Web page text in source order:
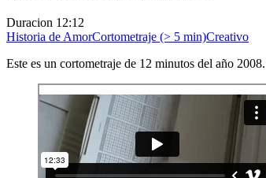
Duracion 12:12
Historia de AmorCortometraje (> 5 min)Creativo
Este es un cortometraje de 12 minutos del año